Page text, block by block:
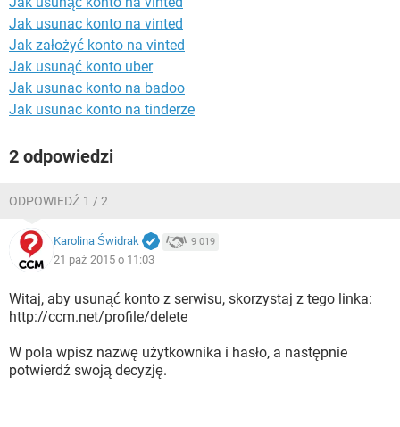
WINDOWS 10
Jak usunac konto na vinted
Jak założyć konto na vinted
Jak usunąć konto uber
Jak usunac konto na badoo
Jak usunac konto na tinderze
2 odpowiedzi
ODPOWIEDŹ 1 / 2
Karolina Świdrak 9 019
21 paź 2015 o 11:03
Witaj, aby usunąć konto z serwisu, skorzystaj z tego linka:
http://ccm.net/profile/delete
W pola wpisz nazwę użytkownika i hasło, a następnie
potwierdź swoją decyzję.